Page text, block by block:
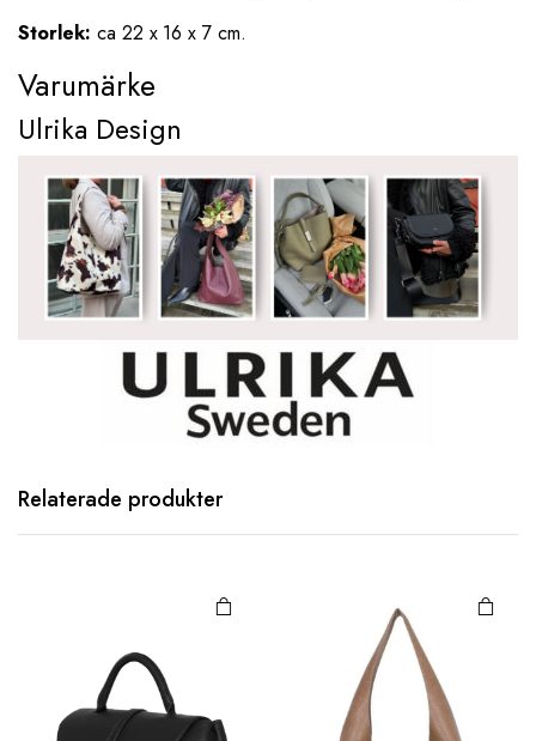
Storlek: ca 22 x 16 x 7 cm.
Varumärke
Ulrika Design
Relaterade produkter